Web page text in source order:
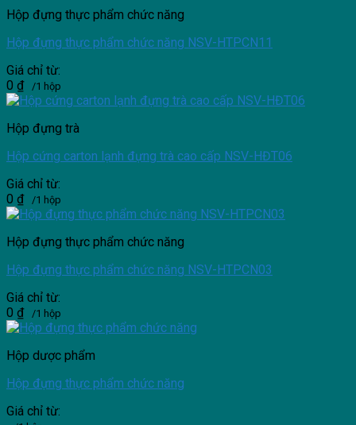
Hộp đựng thực phẩm chức năng
Hộp đựng thực phẩm chức năng NSV-HTPCN11
Giá chỉ từ:
0 ₫ /1 hộp
Hộp đựng trà
Hộp cứng carton lạnh đựng trà cao cấp NSV-HĐT06
Giá chỉ từ:
0 ₫ /1 hộp
Hộp đựng thực phẩm chức năng
Hộp đựng thực phẩm chức năng NSV-HTPCN03
Giá chỉ từ:
0 ₫ /1 hộp
Hộp dược phẩm
Hộp đựng thực phẩm chức năng
Giá chỉ từ: